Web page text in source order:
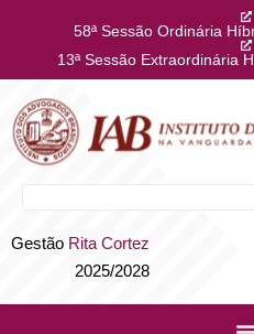
58ª Sessão Ordinária
13ª Sessão Extraordinária
Gestão Rita Cortez
2025/2028